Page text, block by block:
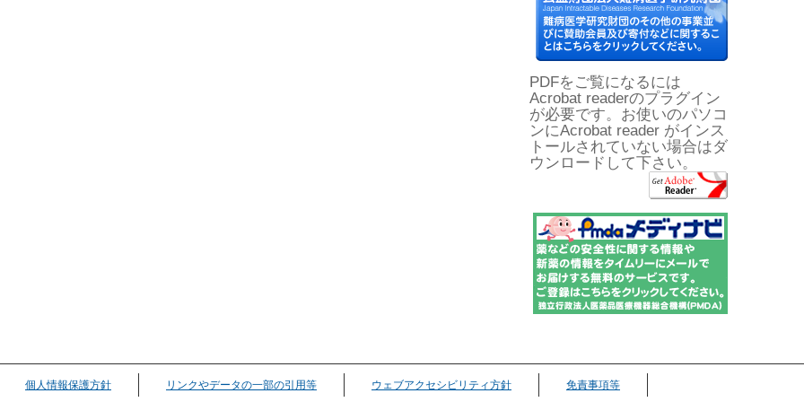
PDFをご覧になるには
Acrobat readerのプラグイン
が必要です。お使いのパソコ
ンにAcrobat reader がインス
トールされていない場合はダ
ウンロードして下さい。
個人情報保護方針 リンクやデータの一部の引用等 ウェブアクセシビリティ方針 免責事項等